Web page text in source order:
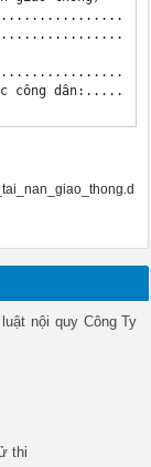
nội quy Công Ty
thi